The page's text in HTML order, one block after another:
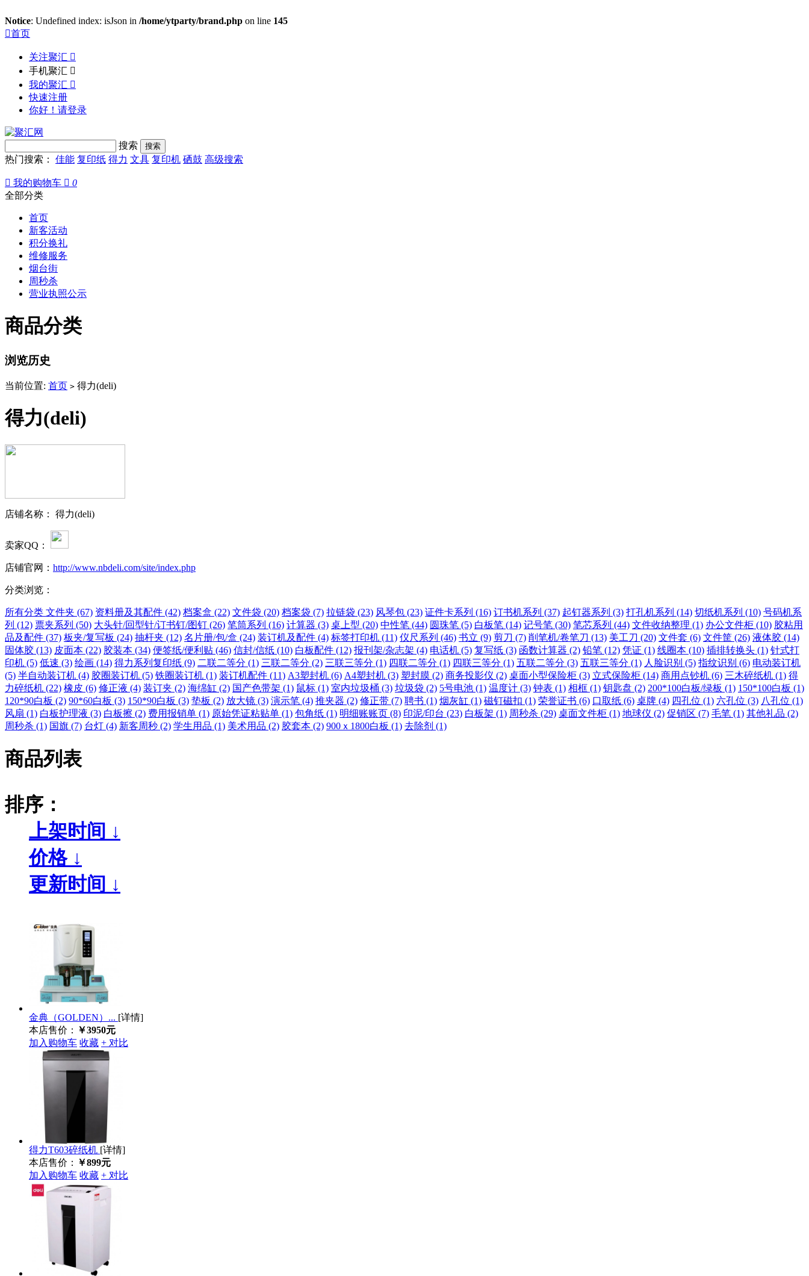
Notice: Undefined index: isJson in /home/ytparty/brand.php on line 145
首页
关注聚汇 
手机聚汇 
我的聚汇 
快速注册
你好！请登录
搜索
热门搜索： 佳能 复印纸 得力 文具 复印机 硒鼓 高级搜索
 我的购物车  0
全部分类
首页
新客活动
积分换礼
维修服务
烟台街
周秒杀
营业执照公示
商品分类
浏览历史
当前位置: 首页 > 得力(deli)
得力(deli)
店铺名称： 得力(deli)
卖家QQ：
店铺官网： http://www.nbdeli.com/site/index.php
分类浏览：
所有分类 文件夹 (67) 资料册及其配件 (42) 档案盒 (22) 文件袋 (20) 档案袋 (7) 拉链袋 (23) 风琴包 (23) 证件卡系列 (16) 订书机系列 (37) 起钉器系列 (3) 打孔机系列 (14) 切纸机系列 (10) 号码机系
列 (12) 票夹系列 (50) 大头针/回型针/订书钉/图钉 (26) 笔筒系列 (16) 计算器 (3) 桌上型 (20) 中性笔 (44) 圆珠笔 (5) 白板笔 (14) 记号笔 (30) 笔芯系列 (44) 文件收纳整理 (1) 办公文件柜 (10) 胶粘用
品及配件 (37) 板夹/复写板 (24) 抽杆夹 (12) 名片册/包/盒 (24) 装订机及配件 (4) 标签打印机 (11) 仪尺系列 (46) 书立 (9) 剪刀 (7) 削笔机/卷笔刀 (13) 美工刀 (20) 文件套 (6) 文件筐 (26) 液体胶 (14)
固体胶 (13) 皮面本 (22) 胶装本 (34) 便签纸/便利贴 (46) 信封/信纸 (10) 白板配件 (12) 报刊架/杂志架 (4) 电话机 (5) 复写纸 (3) 函数计算器 (2) 铅笔 (12) 凭证 (1) 线圈本 (10) 插排转换头 (1) 针式打
印机 (5) 低速 (3) 绘画 (14) 得力系列复印纸 (9) 二联二等分 (1) 三联二等分 (2) 三联三等分 (1) 四联二等分 (1) 四联三等分 (1) 五联二等分 (3) 五联三等分 (1) 人脸识别 (5) 指纹识别 (6) 电动装订机
(5) 半自动装订机 (4) 胶圈装订机 (5) 铁圈装订机 (1) 装订机配件 (11) A3塑封机 (6) A4塑封机 (3) 塑封膜 (2) 商务投影仪 (2) 桌面小型保险柜 (3) 立式保险柜 (14) 商用点钞机 (6) 三木碎纸机 (1) 得
力碎纸机 (22) 橡皮 (6) 修正液 (4) 装订夹 (2) 海绵缸 (2) 国产色带架 (1) 鼠标 (1) 室内垃圾桶 (3) 垃圾袋 (2) 5号电池 (1) 温度计 (3) 钟表 (1) 相框 (1) 钥匙盘 (2) 200*100白板/绿板 (1) 150*100白板 (1)
120*90白板 (2) 90*60白板 (3) 150*90白板 (3) 垫板 (2) 放大镜 (3) 演示笔 (4) 推夹器 (2) 修正带 (7) 聘书 (1) 烟灰缸 (1) 磁钉磁扣 (1) 荣誉证书 (6) 口取纸 (6) 桌牌 (4) 四孔位 (1) 六孔位 (3) 八孔位 (1)
风扇 (1) 白板护理液 (3) 白板擦 (2) 费用报销单 (1) 原始凭证粘贴单 (1) 包角纸 (1) 明细账账页 (8) 印泥/印台 (23) 白板架 (1) 周秒杀 (29) 桌面文件柜 (1) 地球仪 (2) 促销区 (7) 毛笔 (1) 其他礼品 (2)
周秒杀 (1) 国旗 (7) 台灯 (4) 新客周秒 (2) 学生用品 (1) 美术用品 (2) 胶套本 (2) 900ｘ1800白板 (1) 去除剂 (1)
商品列表
排序：
上架时间 ↓
价格 ↓
更新时间 ↓
金典（GOLDEN）... [详情]
本店售价： ￥3950元
加入购物车 收藏 + 对比
得力T603碎纸机 [详情]
本店售价： ￥899元
加入购物车 收藏 + 对比